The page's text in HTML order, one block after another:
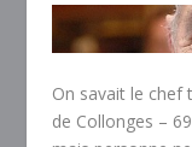
On savait le chef
de Collonges –